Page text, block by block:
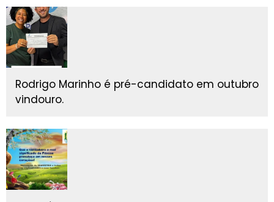
Rodrigo Marinho é pré-candidato em outubro
vindouro.